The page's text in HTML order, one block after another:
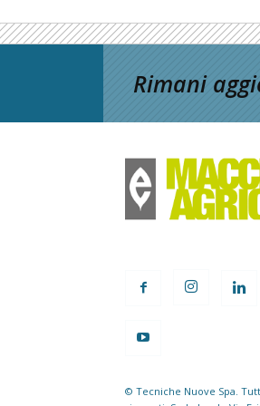
Rimani
© Tecniche Nuove Spa.